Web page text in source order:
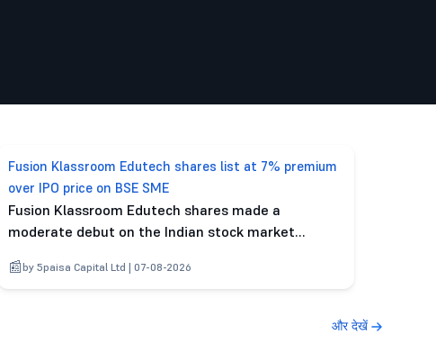
Fusion Klassroom Edutech shares list at 7% premium
over IPO price on BSE SME
Fusion Klassroom Edutech shares made a
moderate debut on the Indian stock market...
by 5paisa Capital Ltd | 07-08-2026
और देखें